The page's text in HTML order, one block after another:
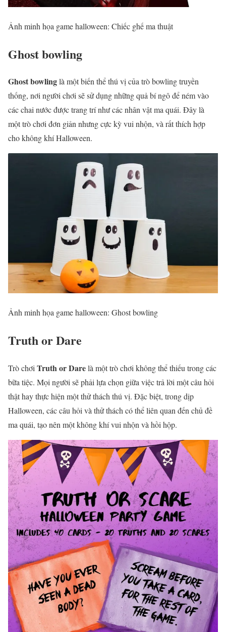
Ảnh minh họa game halloween: Chiếc ghế ma thuật
Ghost bowling
Ghost bowlinglà một biến thể thú vị của trò bowling truyền
thống, nơi người chơi sẽ sử dụng những quả bí ngô để ném vào
các chai nước được trang trí như các nhân vật ma quái. Đây là
một trò chơi đơn giản nhưng cực kỳ vui nhộn, và rất thích hợp
cho không khí Halloween.
Ảnh minh họa game halloween: Ghost bowling
Truth or Dare
Trò chơi Truth or Darelà một trò chơi không thể thiếu trong các
bữa tiệc. Mọi người sẽ phải lựa chọn giữa việc trả lời một câu hỏi
thật hay thực hiện một thử thách thú vị. Đặc biệt, trong dịp
Halloween, các câu hỏi và thử thách có thể liên quan đến chủ đề
ma quái, tạo nên một không khí vui nhộn và hồi hộp.